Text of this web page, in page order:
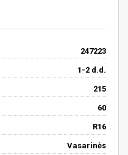
247223
1-2 d.d.
215
60
R16
Vasarinės